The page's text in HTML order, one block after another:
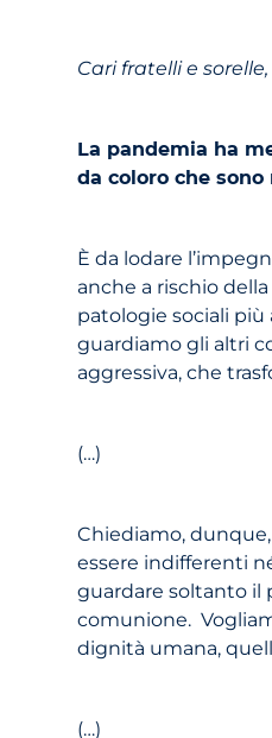
Cari fratelli e
La pandemia ha
da coloro che
È da lodare
anche a rischio
patologie sociali più
guardiamo gli altri
aggressiva, che
(…)
Chiediamo,
essere indifferenti
guardare soltanto il
comunione.
dignità umana,
(…)